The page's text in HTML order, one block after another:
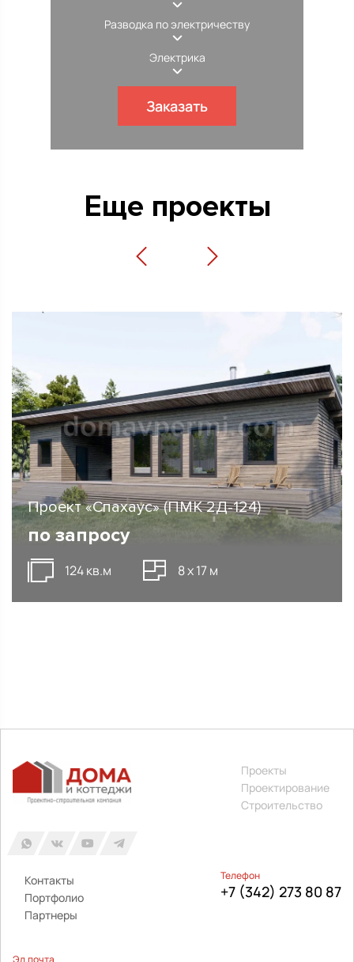
Разводка по электричеству
Электрика
Заказать
Еще проекты
Проект «Спахаус» (ПМК 2Д-124)
по запросу
124 кв.м 8 х 17 м
Проекты
Проектирование
Строительство
Контакты
Портфолио
Партнеры
Телефон
+7 (342) 273 80 87
Эл.почта